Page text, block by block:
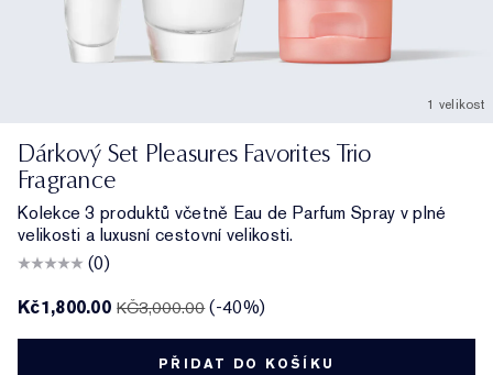
1 velikost
Dárkový Set Pleasures Favorites Trio
Fragrance
Kolekce 3 produktů včetně Eau de Parfum Spray v plné
velikosti a luxusní cestovní velikosti.
(0)
Kč1,800.00KČ3,000.00 (-40%)
PŘIDAT DO KOŠÍKU